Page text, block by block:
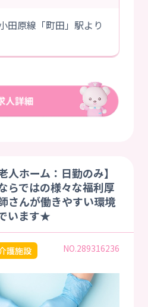
田原線「町田」駅より
ホーム：日勤のみ】
らではの様々な福利厚
さんが働きやすい環境
います★
護施設 NO.289316236